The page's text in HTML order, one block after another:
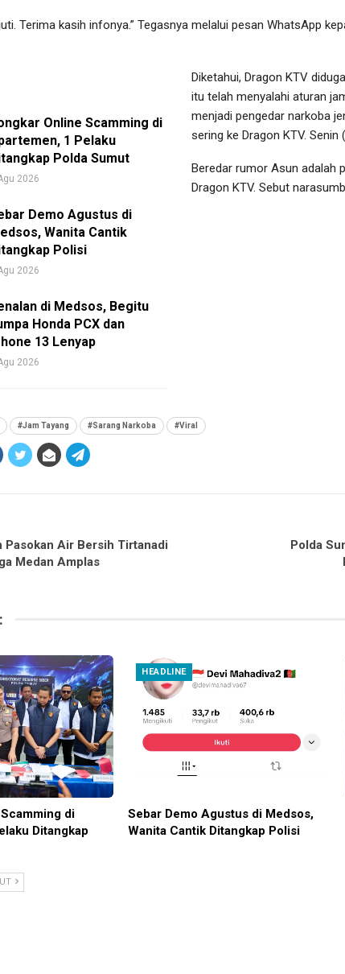
Terima kasih infonya.” Tegasnya melalui pesan WhatsApp
Online Scamming di
1 Pelaku
Polda Sumut
2026
Demo Agustus di
Wanita Cantik
Polisi
2026
di Medsos, Begitu
Honda PCX dan
13 Lenyap
2026
Diketahui, Dragon KTV
itu telah menyalahi aturan
menjadi pengedar narkoba
sering ke Dragon KTV. Senin
Beredar rumor Asun adalah
Dragon KTV. Sebut
#Jam Tayang #Sarang Narkoba #Viral
Pasokan Air Bersih Tirtanadi
Medan Amplas
Polda
di
Ditangkap
HEADLINE
Sebar Demo Agustus di Medsos,
Wanita Cantik Ditangkap Polisi